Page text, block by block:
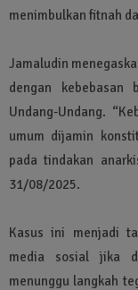
menimbulkan fitnah
Jamaludin
dengan kebebasan
Undang-Undang.
umum dijamin
pada tindakan
31/08/2025.
Kasus ini menjadi
media sosial jika
menunggu langkah